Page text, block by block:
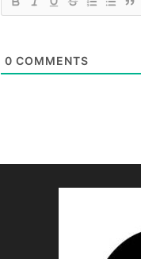
0 COMMENTS